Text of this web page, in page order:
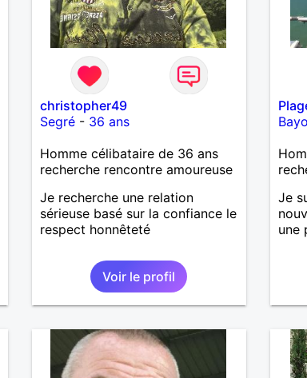
christopher49
Segré- 36 ans
Homme célibataire de 36 ans
recherche rencontre amoureuse
Je recherche une relation
sérieuse basé sur la confiance le
respect honnêteté
Voir le profil
Je
une